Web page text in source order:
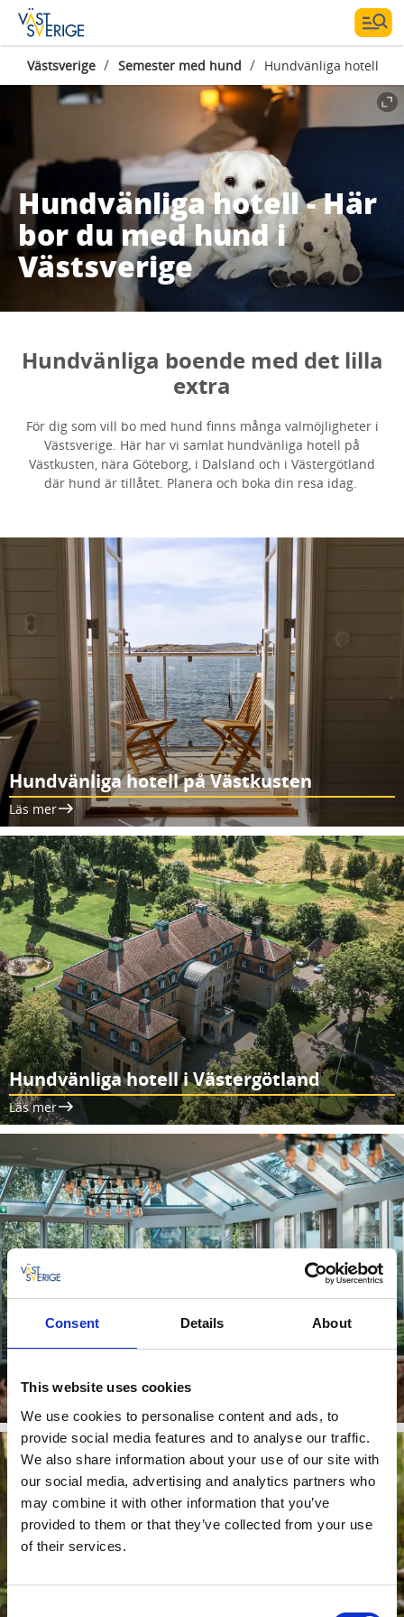
Consent Details About
This website uses cookies
We use cookies to personalise content and ads, to
provide social media features and to analyse our traffic.
We also share information about your use of our site with
our social media, advertising and analytics partners who
may combine it with other information that you’ve
provided to them or that they’ve collected from your use
of their services.
Consent
Västsverige / Semester med hund / Hundvänliga hotell
Hundvänliga hotell - Här
bor du med hund i
Västsverige
Hundvänliga boende med det lilla
extra
För dig som vill bo med hund finns många valmöjligheter i
Västsverige. Här har vi samlat hundvänliga hotell på
Västkusten, nära Göteborg, i Dalsland och i Västergötland
där hund är tillåtet. Planera och boka din resa idag.
Hundvänliga hotell på Västkusten
Läs mer
Hundvänliga hotell i Västergötland
Läs mer
Hundvänliga hotell nära Göteborg